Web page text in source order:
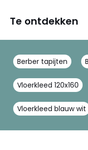
Te ontdekken
Berber tapijten
Vloerkleed 120x160
Vloerkleed blauw wit